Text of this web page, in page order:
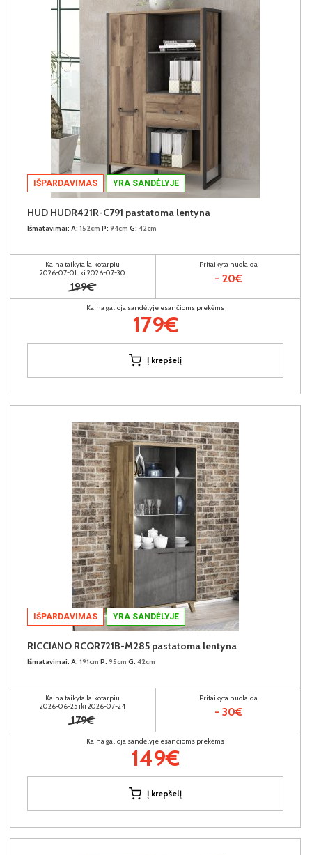
IŠPARDAVIMAS YRA SANDĖLYJE
HUD HUDR421R-C791 pastatoma lentyna
Išmatavimai: A: 152cm P: 94cm G: 42cm
Kaina taikyta laikotarpiu
2026-07-01 iki 2026-07-30
199€
Pritaikyta nuolaida
- 20€
Kaina galioja sandėlyje esančioms prekėms
179€
Į krepšelį
IŠPARDAVIMAS YRA SANDĖLYJE
RICCIANO RCQR721B-M285 pastatoma lentyna
Išmatavimai: A: 191cm P: 95cm G: 42cm
Kaina taikyta laikotarpiu
2026-06-25 iki 2026-07-24
179€
Pritaikyta nuolaida
- 30€
Kaina galioja sandėlyje esančioms prekėms
149€
Į krepšelį